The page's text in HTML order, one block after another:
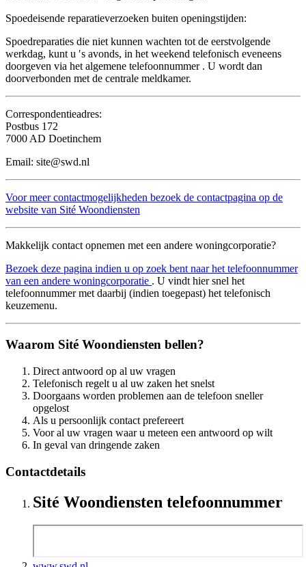
Spoedeisende reparatieverzoeken buiten openingstijden:
Spoedreparaties die niet kunnen wachten tot de eerstvolgende
werkdag, kunt u ′s avonds, in het weekend telefonisch eveneens
doorgeven via het algemene telefoonnummer . U wordt dan
doorverbonden met de centrale meldkamer.
Correspondentieadres:
Postbus 172
7000 AD Doetinchem
Email: site@swd.nl
Voor meer contactmogelijkheden bezoek de contactpagina op de
website van Sité Woondiensten
Makkelijk contact opnemen met een andere woningcorporatie?
Bezoek deze pagina indien u op zoek bent naar het telefoonnummer
van een andere woningcorporatie . U vindt hier snel het
telefoonnummer met daarbij (indien toegepast) het telefonisch
keuzemenu.
Waarom Sité Woondiensten bellen?
Direct antwoord op al uw vragen
Telefonisch regelt u al uw zaken het snelst
Doorgaans worden problemen aan de telefoon sneller
opgelost
Als u persoonlijk contact prefereert
Voor al uw vragen waar u meteen een antwoord op wilt
In geval van dringende zaken
Contactdetails
Sité Woondiensten telefoonnummer